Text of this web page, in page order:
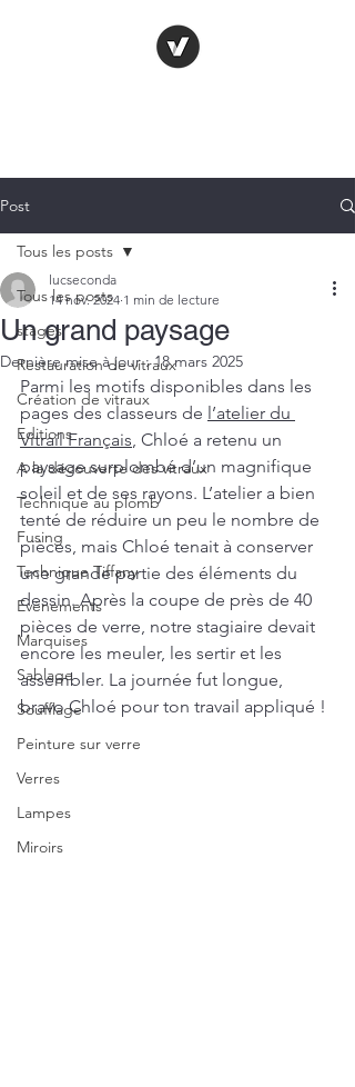
Post
Tous les posts
stages
Restauration de vitraux
Création de vitraux
Editions
A la découverte des vitraux
Technique au plomb
Fusing
Technique Tiffany
Evénements
Marquises
Sablage
Soufflage
Peinture sur verre
Verres
Lampes
Miroirs
Tous les posts
Un grand paysage
lucseconda
14 nov. 2024 1 min de lecture
Dernière mise à jour :18 mars 2025
Parmi les motifs disponibles dans les
pages des classeurs de l’atelier du
Vitrail Français, Chloé a retenu un
paysage surplombé d’un magnifique
soleil et de ses rayons. L’atelier a bien
tenté de réduire un peu le nombre de
pièces, mais Chloé tenait à conserver
une grande partie des éléments du
dessin. Après la coupe de près de 40
pièces de verre, notre stagiaire devait
encore les meuler, les sertir et les
assembler. La journée fut longue,
bravo Chloé pour ton travail appliqué !